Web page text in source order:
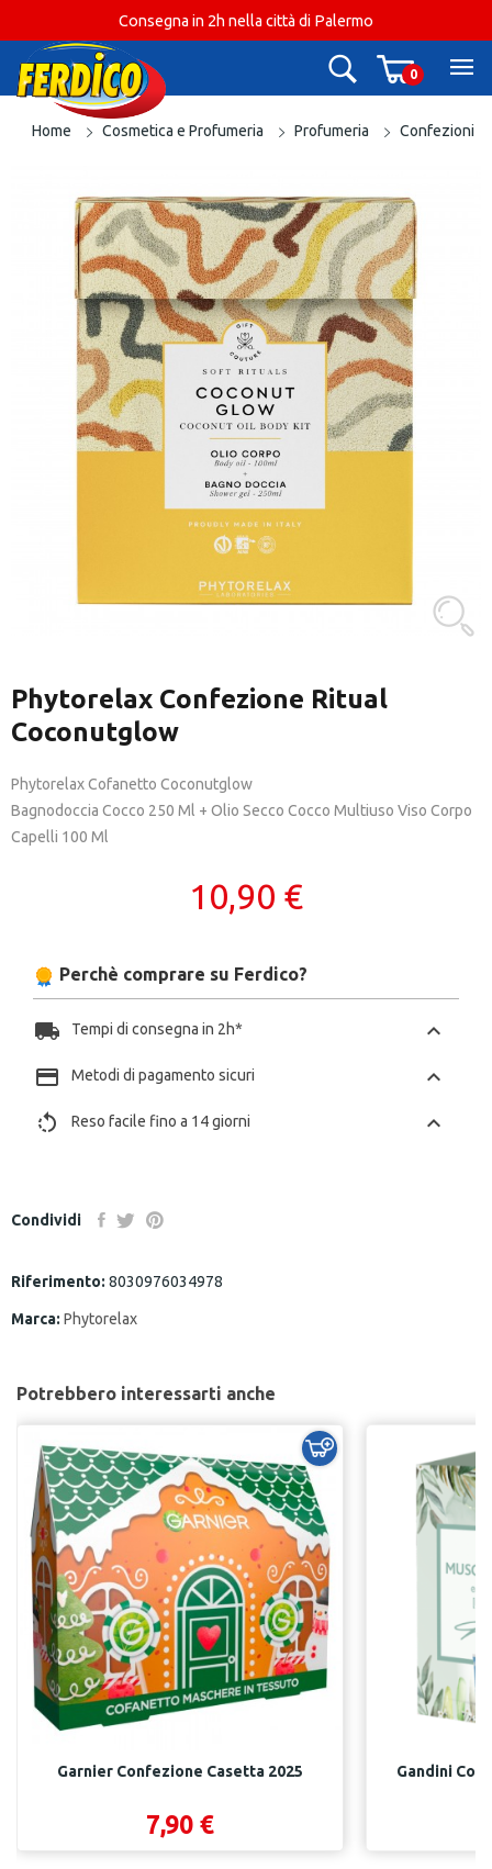
Consegna in 2h nella città di Palermo
0
Home Cosmetica e Profumeria Profumeria Confezioni
Phytorelax Confezione Ritual
Coconutglow
Phytorelax Cofanetto Coconutglow
Bagnodoccia Cocco 250 Ml + Olio Secco Cocco Multiuso Viso Corpo
Capelli 100 Ml
10,90 €
Perchè comprare su Ferdico?
local_shipping Tempi di consegna in 2h*
chevron_left
payment
Metodi di pagamento sicuri
chevron_left
rotate_left
Reso facile fino a 14 giorni chevron_left
Condividi
Riferimento: 8030976034978
Marca: Phytorelax
Potrebbero interessarti anche
Garnier Confezione Casetta 2025
7,90 €
Gandini